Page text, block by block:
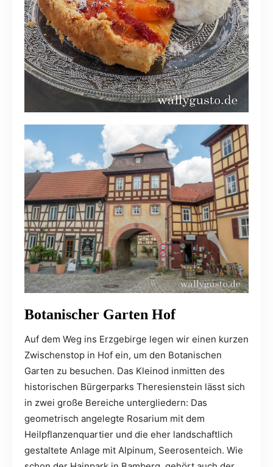
Botanischer Garten Hof
Auf dem Weg ins Erzgebirge legen wir einen kurzen
Zwischenstop in Hof ein, um den Botanischen
Garten zu besuchen. Das Kleinod inmitten des
historischen Bürgerparks Theresienstein lässt sich
in zwei große Bereiche untergliedern: Das
geometrisch angelegte Rosarium mit dem
Heilpflanzenquartier und die eher landschaftlich
gestaltete Anlage mit Alpinum, Seerosenteich. Wie